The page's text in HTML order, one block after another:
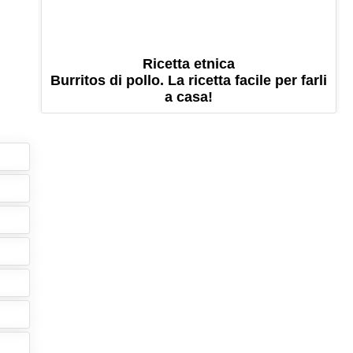
Ricetta etnica
Burritos di pollo. La ricetta facile per farli
a casa!